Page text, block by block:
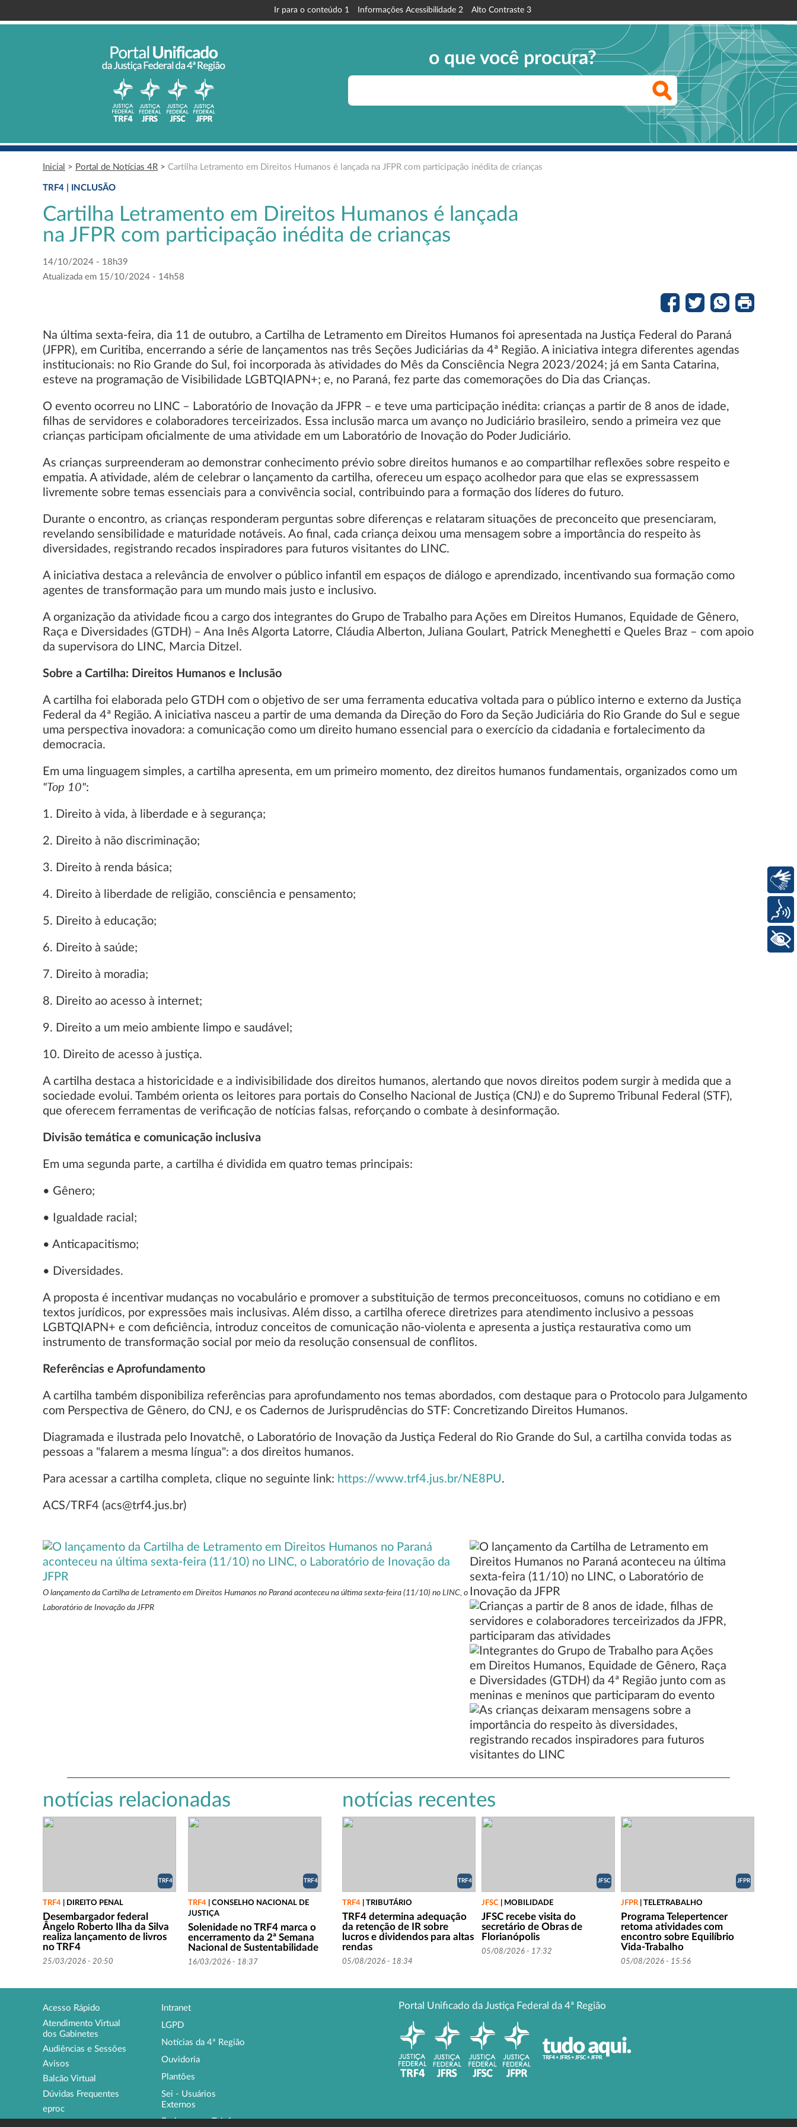
Ir para o conteúdo 1 Informações Acessibilidade 2 Alto Contraste 3
o que você procura?
Inicial > Portal de Notícias 4R > Cartilha Letramento em Direitos Humanos é lançada na JFPR com participação inédita de crianças
TRF4 | INCLUSÃO
Cartilha Letramento em Direitos Humanos é lançada
na JFPR com participação inédita de crianças
14/10/2024 - 18h39
Atualizada em 15/10/2024 - 14h58
Na última sexta-feira, dia 11 de outubro, a Cartilha de Letramento em Direitos Humanos foi apresentada na Justiça Federal do Paraná
(JFPR), em Curitiba, encerrando a série de lançamentos nas três Seções Judiciárias da 4ª Região. A iniciativa integra diferentes agendas
institucionais: no Rio Grande do Sul, foi incorporada às atividades do Mês da Consciência Negra 2023/2024; já em Santa Catarina,
esteve na programação de Visibilidade LGBTQIAPN+; e, no Paraná, fez parte das comemorações do Dia das Crianças.
O evento ocorreu no LINC – Laboratório de Inovação da JFPR – e teve uma participação inédita: crianças a partir de 8 anos de idade,
filhas de servidores e colaboradores terceirizados. Essa inclusão marca um avanço no Judiciário brasileiro, sendo a primeira vez que
crianças participam oficialmente de uma atividade em um Laboratório de Inovação do Poder Judiciário.
As crianças surpreenderam ao demonstrar conhecimento prévio sobre direitos humanos e ao compartilhar reflexões sobre respeito e
empatia. A atividade, além de celebrar o lançamento da cartilha, ofereceu um espaço acolhedor para que elas se expressassem
livremente sobre temas essenciais para a convivência social, contribuindo para a formação dos líderes do futuro.
Durante o encontro, as crianças responderam perguntas sobre diferenças e relataram situações de preconceito que presenciaram,
revelando sensibilidade e maturidade notáveis. Ao final, cada criança deixou uma mensagem sobre a importância do respeito às
diversidades, registrando recados inspiradores para futuros visitantes do LINC.
A iniciativa destaca a relevância de envolver o público infantil em espaços de diálogo e aprendizado, incentivando sua formação como
agentes de transformação para um mundo mais justo e inclusivo.
A organização da atividade ficou a cargo dos integrantes do Grupo de Trabalho para Ações em Direitos Humanos, Equidade de Gênero,
Raça e Diversidades (GTDH) – Ana Inês Algorta Latorre, Cláudia Alberton, Juliana Goulart, Patrick Meneghetti e Queles Braz – com apoio
da supervisora do LINC, Marcia Ditzel.
Sobre a Cartilha: Direitos Humanos e Inclusão
A cartilha foi elaborada pelo GTDH com o objetivo de ser uma ferramenta educativa voltada para o público interno e externo da Justiça
Federal da 4ª Região. A iniciativa nasceu a partir de uma demanda da Direção do Foro da Seção Judiciária do Rio Grande do Sul e segue
uma perspectiva inovadora: a comunicação como um direito humano essencial para o exercício da cidadania e fortalecimento da
democracia.
Em uma linguagem simples, a cartilha apresenta, em um primeiro momento, dez direitos humanos fundamentais, organizados como um
"Top 10":
1. Direito à vida, à liberdade e à segurança;
2. Direito à não discriminação;
3. Direito à renda básica;
4. Direito à liberdade de religião, consciência e pensamento;
5. Direito à educação;
6. Direito à saúde;
7. Direito à moradia;
8. Direito ao acesso à internet;
9. Direito a um meio ambiente limpo e saudável;
10. Direito de acesso à justiça.
A cartilha destaca a historicidade e a indivisibilidade dos direitos humanos, alertando que novos direitos podem surgir à medida que a
sociedade evolui. Também orienta os leitores para portais do Conselho Nacional de Justiça (CNJ) e do Supremo Tribunal Federal (STF),
que oferecem ferramentas de verificação de notícias falsas, reforçando o combate à desinformação.
Divisão temática e comunicação inclusiva
Em uma segunda parte, a cartilha é dividida em quatro temas principais:
• Gênero;
• Igualdade racial;
• Anticapacitismo;
• Diversidades.
A proposta é incentivar mudanças no vocabulário e promover a substituição de termos preconceituosos, comuns no cotidiano e em
textos jurídicos, por expressões mais inclusivas. Além disso, a cartilha oferece diretrizes para atendimento inclusivo a pessoas
LGBTQIAPN+ e com deficiência, introduz conceitos de comunicação não-violenta e apresenta a justiça restaurativa como um
instrumento de transformação social por meio da resolução consensual de conflitos.
Referências e Aprofundamento
A cartilha também disponibiliza referências para aprofundamento nos temas abordados, com destaque para o Protocolo para Julgamento
com Perspectiva de Gênero, do CNJ, e os Cadernos de Jurisprudências do STF: Concretizando Direitos Humanos.
Diagramada e ilustrada pelo Inovatchê, o Laboratório de Inovação da Justiça Federal do Rio Grande do Sul, a cartilha convida todas as
pessoas a "falarem a mesma língua": a dos direitos humanos.
Para acessar a cartilha completa, clique no seguinte link: https://www.trf4.jus.br/NE8PU.
ACS/TRF4 (acs@trf4.jus.br)
O lançamento da Cartilha de Letramento em Direitos Humanos no Paraná aconteceu na última sexta-feira (11/10) no LINC, o
Laboratório de Inovação da JFPR
notícias relacionadas
TRF4
TRF4 DIREITO PENAL
Desembargador federal
Ângelo Roberto Ilha da Silva
realiza lançamento de livros
no TRF4
25/03/2026 - 20:50
TRF4
TRF4
CONSELHO NACIONAL DE
JUSTIÇA
Solenidade no TRF4 marca o
encerramento da 2ª Semana
Nacional de Sustentabilidade
16/03/2026 - 18:37
notícias recentes
TRF4
TRF4 TRIBUTÁRIO
TRF4 determina adequação
da retenção de IR sobre
lucros e dividendos para altas
rendas
05/08/2026 - 18:34
JFSC
JFSC MOBILIDADE
JFSC recebe visita do
secretário de Obras de
Florianópolis
05/08/2026 - 17:32
JFPR
JFPR| TELETRABALHO
Programa Telepertencer
retoma atividades com
encontro sobre Equilíbrio
Vida-Trabalho
05/08/2026 - 15:56
Acesso Rápido
Atendimento Virtual
dos Gabinetes
Audiências e Sessões
Avisos
Balcão Virtual
Dúvidas Frequentes
eproc
Intranet
LGPD
Notícias da 4ª Região
Ouvidoria
Plantões
Sei - Usuários
Externos
Endereços e Telefones
Portal Unificado da Justiça Federal da 4ª Região